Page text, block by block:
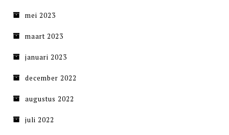
mei 2023
maart 2023
januari 2023
december 2022
augustus 2022
juli 2022